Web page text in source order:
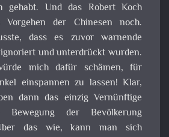
gehabt. Und das Robert Koch
der Chinesen noch.
dass es zuvor warnende
und unterdrückt wurden.
mich dafür schämen, für
einspannen zu lassen! Klar,
dann das einzig Vernünftige
der Bevölkerung
das wie, kann man sich